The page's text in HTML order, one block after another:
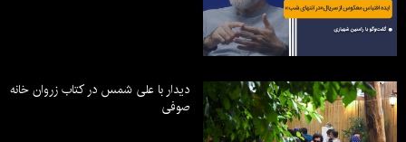
دیدار با علی شمس در کتاب زروان خانه
صوفی